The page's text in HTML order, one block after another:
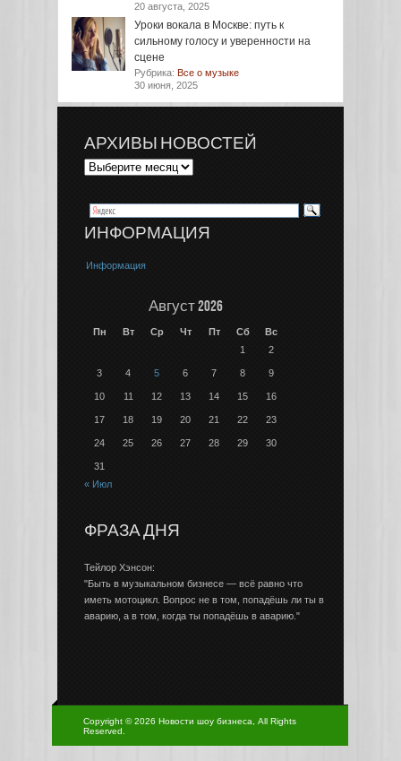
20 августа, 2025
Уроки вокала в Москве: путь к
сильному голосу и уверенности на
сцене
Рубрика: Все о музыке
30 июня, 2025
АРХИВЫ НОВОСТЕЙ
ИНФОРМАЦИЯ
Информация
Август 2026
Пн Вт Ср Чт Пт Сб
Вс
1
2
3 4 5 6 7 8 9
10 11 12 13 14 15 16
17 18 19 20 21 22 23
24 25 26 27 28 29 30
31
« Июл
ФРАЗА ДНЯ
Тейлор Хэнсон:
"Быть в музыкальном бизнесе — всё равно что
иметь мотоцикл. Вопрос не в том, попадёшь ли ты в
аварию, а в том, когда ты попадёшь в аварию."
Copyright © 2026 Новости шоу бизнеса, All Rights
Reserved.